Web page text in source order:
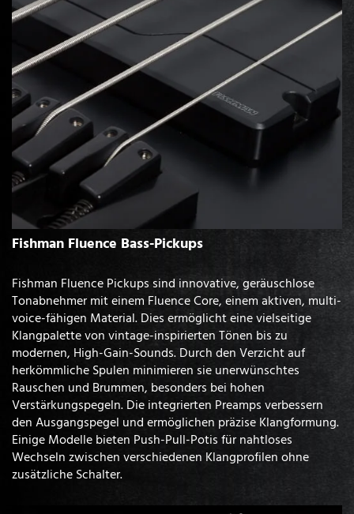
Fishman Fluence Bass-Pickups
Fishman Fluence Pickups sind innovative, geräuschlose
Tonabnehmer mit einem Fluence Core, einem aktiven, multi-
voice-fähigen Material. Dies ermöglicht eine vielseitige
Klangpalette von vintage-inspirierten Tönen bis zu
modernen, High-Gain-Sounds. Durch den Verzicht auf
herkömmliche Spulen minimieren sie unerwünschtes
Rauschen und Brummen, besonders bei hohen
Verstärkungspegeln. Die integrierten Preamps verbessern
den Ausgangspegel und ermöglichen präzise Klangformung.
Einige Modelle bieten Push-Pull-Potis für nahtloses
Wechseln zwischen verschiedenen Klangprofilen ohne
zusätzliche Schalter.